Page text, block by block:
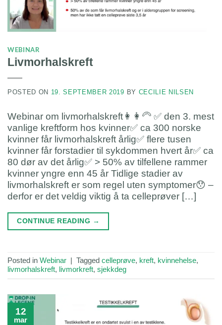
WEBINAR
Livmorhalskreft
POSTED ON 19. SEPTEMBER 2019 BY CECILIE NILSEN
Webinar om livmorhalskreft👩👩‍🦳 ✅ den 3. mest
vanlige kreftform hos kvinner✅ ca 300 norske
kvinner får livmorhalskreft årlig✅ flere tusen
kvinner får forstadier til sykdommen hvert år✅ ca
80 dør av det årlig✅ > 50% av tilfellene rammer
kvinner yngre enn 45 år Tidlige stadier av
livmorhalskreft er som regel uten symptomer😯 –
derfor er det veldig viktig å ta celleprøver […]
CONTINUE READING →
Posted in Webinar | Tagged celleprøve, kreft, kvinnehelse,
livmorhalskreft, livmorkreft, sjekkdeg
12
mar